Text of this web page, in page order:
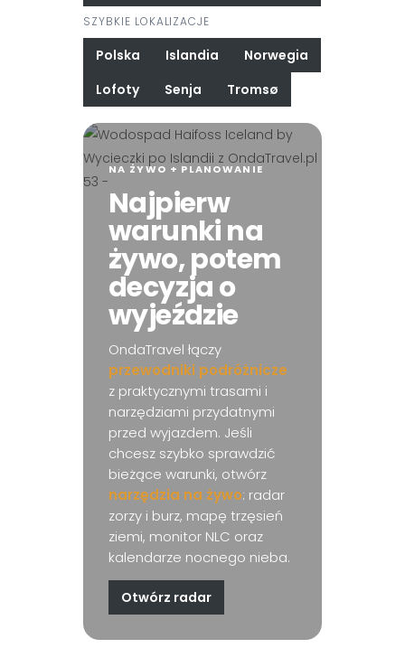
SZYBKIE LOKALIZACJE
Polska Islandia
Norwegia
Lofoty
Senja Tromsø
NA ŻYWO + PLANOWANIE
Najpierw
warunki na
żywo, potem
decyzja o
wyjeździe
OndaTravel łączy
przewodniki podróżnicze
z praktycznymi trasami i
narzędziami przydatnymi
przed wyjazdem. Jeśli
chcesz szybko sprawdzić
bieżące warunki, otwórz
narzędzia na żywo: radar
zorzy i burz, mapę trzęsień
ziemi, monitor NLC oraz
kalendarze nocnego nieba.
Otwórz radar